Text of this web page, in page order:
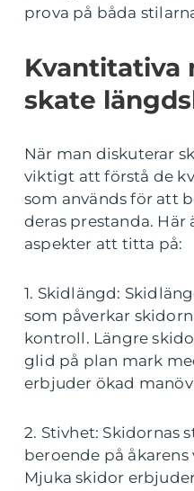
prova på båda
Kvantitativa
skate
När man diskuterar
viktigt att förstå de
som används för att
deras prestanda. Här
aspekter att titta på:
1. Skidlängd:
som påverkar
kontroll. Längre
glid på plan mark
erbjuder ökad
2. Stivhet: Skidornas
beroende på
Mjuka skidor